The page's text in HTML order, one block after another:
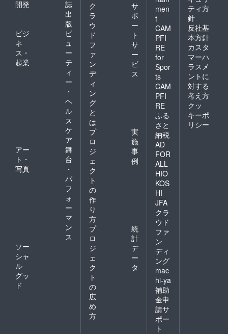
開発
誌
出
版
ビジ
ネ
ス・
起業
ビ
ュ
ー
テ
ィ
ー
・
ヘ
ル
ス
ケ
ア
アー
ト・
写真
舞
台
・
パ
フ
ォ
ー
マ
ン
ス
ソー
シャ
ル
グッ
ド
ク
ラ
ウ
ド
フ
ァ
ン
デ
ィ
ン
グ
と
は
サ
ポ
ー
ト
サ
ー
ビ
ス
プ
ロ
ジ
ェ
ク
ト
の
作
り
方
実
施
事
例
プ
ロ
ジ
ェ
ク
ト
の
広
め
方
統
計
デ
ー
タ
men
t
CAM
PFI
RE
for
Spor
ts
CAM
PFI
RE
ふる
さと
納税
AD
FOR
ALL
HIO
KOS
HI
JFA
クラ
ウド
ファ
ン
ディ
ング
mac
hi-ya
補助
金申
請サ
ポー
ト
ティ方
針
反社基
本方針
カスタ
マーハ
ラスメ
ントに
対する
考え方
クッ
キーポ
リシー